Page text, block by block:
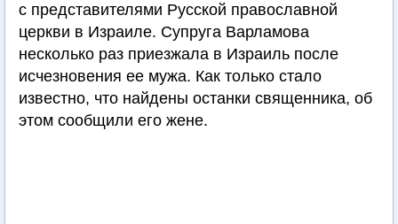
с представителями Русской православной
церкви в Израиле. Супруга Варламова
несколько раз приезжала в Израиль после
исчезновения ее мужа. Как только стало
известно, что найдены останки священника, об
этом сообщили его жене.